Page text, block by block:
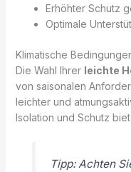
Erhöhter Schutz
Optimale
Klimatische
Die Wahl Ihrer leichte
von saisonalen
leichter und
Isolation und Schutz
Tipp: Achten